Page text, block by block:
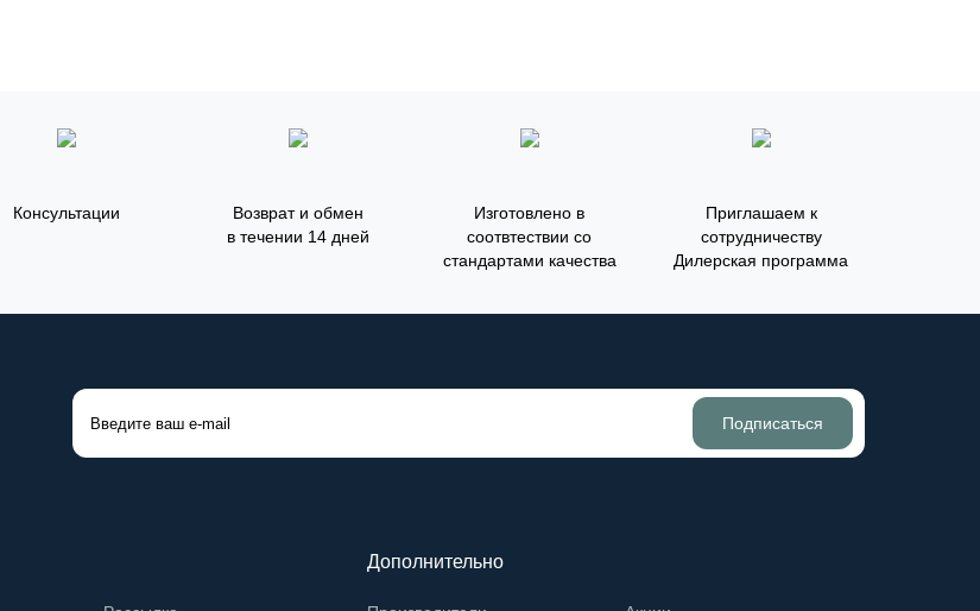
Консультации
Возврат и обмен
в течении 14 дней
Изготовлено в
соотвтествии со
стандартами качества
Приглашаем к
сотрудничеству
Дилерская программа
Подписаться
Дополнительно